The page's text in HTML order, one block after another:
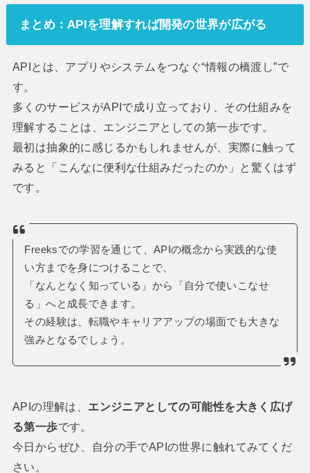
まとめ：APIを理解すれば開発の世界が広がる
APIとは、アプリやシステムをつなぐ“情報の橋渡し”で
す。
多くのサービスがAPIで成り立っており、その仕組みを
理解することは、エンジニアとしての第一歩です。
最初は抽象的に感じるかもしれませんが、実際に触って
みると「こんなに便利な仕組みだったのか」と驚くはず
です。
Freeksでの学習を通じて、APIの概念から実践的な使
い方までを身につけることで、
「なんとなく知っている」から「自分で使いこなせ
る」へと成長できます。
その経験は、転職やキャリアアップの場面でも大きな
強みとなるでしょう。
APIの理解は、 エンジニアとしての可能性を大きく広げ
る第一歩です。
今日からぜひ、自分の手でAPIの世界に触れてみてくだ
さい。